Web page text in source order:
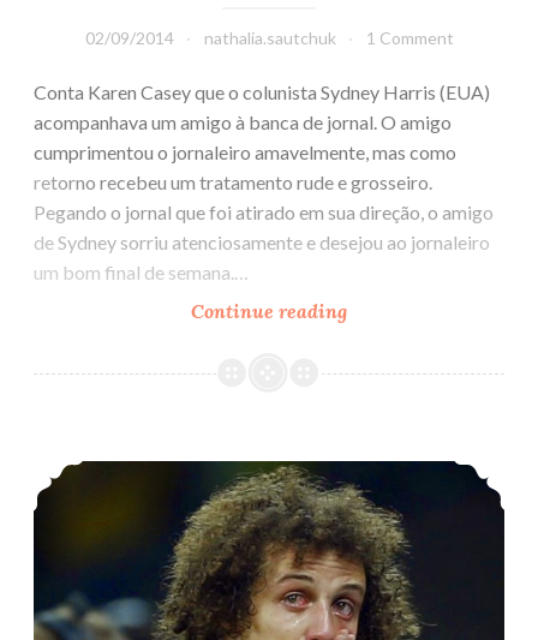
02/09/2014 nathalia.sautchuk 1 Comment
Conta Karen Casey que o colunista Sydney Harris (EUA)
acompanhava um amigo à banca de jornal. O amigo
cumprimentou o jornaleiro amavelmente, mas como
retorno recebeu um tratamento rude e grosseiro.
Pegando o jornal que foi atirado em sua direção, o amigo
de Sydney sorriu atenciosamente e desejou ao jornaleiro
um bom final de semana.…
Continue reading
Brasil, o país do Futebol